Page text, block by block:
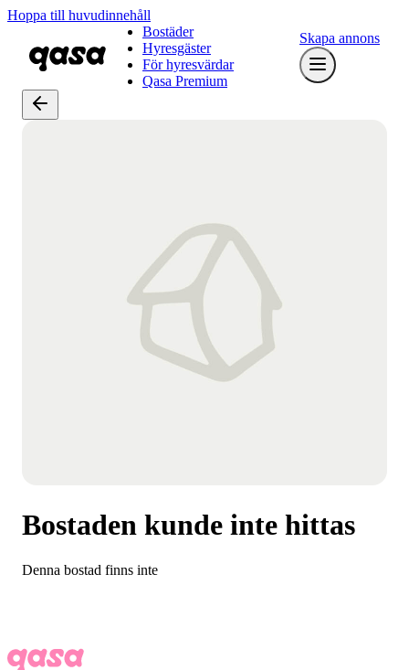
Hoppa till huvudinnehåll
Bostäder
Hyresgäster
För hyresvärdar
Qasa Premium
Skapa annons
Bostaden kunde inte hittas
Denna bostad finns inte